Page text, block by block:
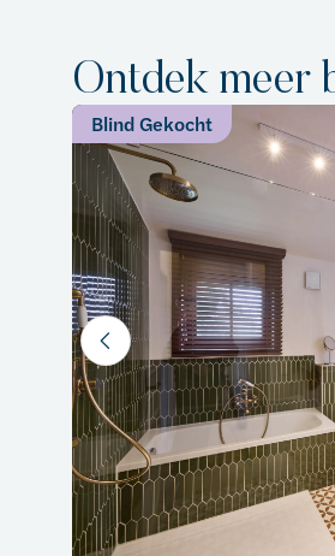
Ontdek meer
Blind Gekocht